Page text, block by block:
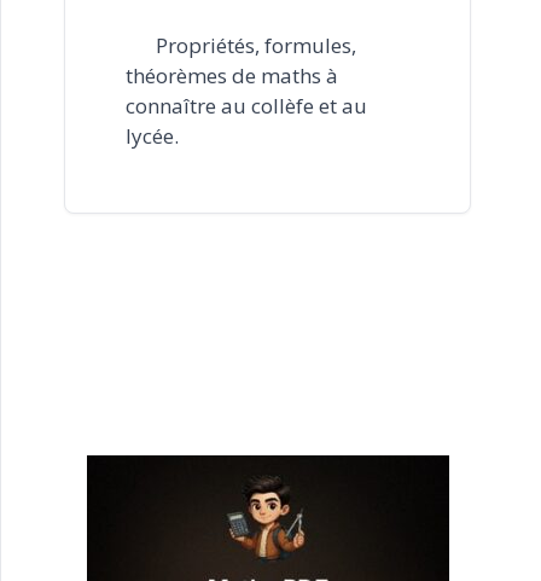
Propriétés, formules,
théorèmes de maths à
connaître au collèfe et au
lycée.